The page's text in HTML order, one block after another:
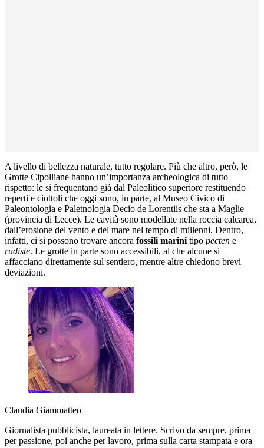
A livello di bellezza naturale, tutto regolare. Più che altro, però, le
Grotte Cipolliane hanno un’importanza archeologica di tutto
rispetto: le si frequentano già dal Paleolitico superiore restituendo
reperti e ciottoli che oggi sono, in parte, al Museo Civico di
Paleontologia e Paletnologia Decio de Lorentiis che sta a Maglie
(provincia di Lecce). Le cavità sono modellate nella roccia calcarea,
dall’erosione del vento e del mare nel tempo di millenni. Dentro,
infatti, ci si possono trovare ancora fossili marini tipo pecten e
rudiste. Le grotte in parte sono accessibili, al che alcune si
affacciano direttamente sul sentiero, mentre altre chiedono brevi
deviazioni.
Claudia Giammatteo
Giornalista pubblicista, laureata in lettere. Scrivo da sempre, prima
per passione, poi anche per lavoro, prima sulla carta stampata e ora